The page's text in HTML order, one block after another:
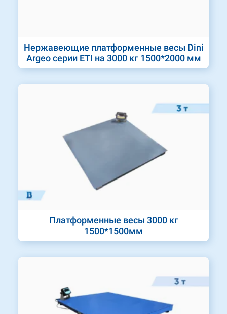
Нержавеющие платформенные весы Dini
Argeo серии ETI на 3000 кг 1500*2000 мм
Платформенные весы 3000 кг
1500*1500мм